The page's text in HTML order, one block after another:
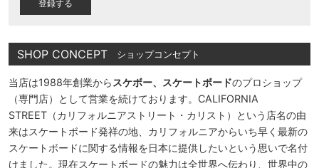
SHOP CONCEPT ショップコンセプト
当店は1988年創業から スケボー、スケートボードのプロショップ
（専門店）として営業を続けております。CALIFORNIA
STREET（カリフォルニアストリート・カリスト）という店名の由
来はスケートボード発祥の地、カリフォルニアからいち早く最新の
スケートボードに関する情報を日本に提供したいという思いで名付
けました。現在スケートボードの魅力は全世界へ伝わり、世界中の